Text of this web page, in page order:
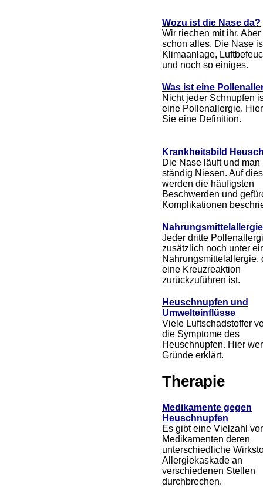
Wozu ist die Nase da?
Wir riechen mit ihr. Aber
schon alles. Die Nase
Klimaanlage,
und noch so einiges.
Was ist eine
Nicht jeder Schnupfen
eine Pollenallergie.
Sie eine Definition.
Krankheitsbild
Die Nase läuft und man
ständig Niesen. Auf
werden die häufigsten
Beschwerden und
Komplikationen
Jeder dritte
zusätzlich noch unter
Nahrungsmittelallergie,
eine Kreuzreaktion
zurückzuführen ist.
Heuschnupfen und
Umwelteinflüsse
Viele Luftschadstoffer
die Symptome des
Heuschnupfen. Hier
Gründe erklärt.
Therapie
Medikamente gegen
Heuschnupfen
Es gibt eine Vielzahl
Medikamenten deren
unterschiedliche
Allergiekaskade an
verschiedenen Stellen
durchbrechen.